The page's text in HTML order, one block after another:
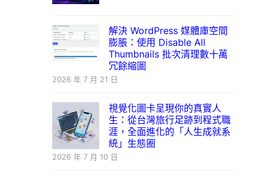
解決 WordPress 媒體庫空間
膨脹：使用 Disable All
Thumbnails 批次清理數十萬
冗餘縮圖
2026 年 7 月 21 日
視覺化圖卡呈現你的真實人
生：從台灣旅行足跡到程式職
涯，全面進化的「人生成就系
統」生態圈
2026 年 7 月 10 日